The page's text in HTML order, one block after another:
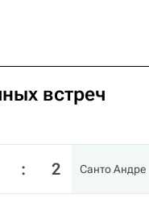
встреч
: 2 Санто Андре